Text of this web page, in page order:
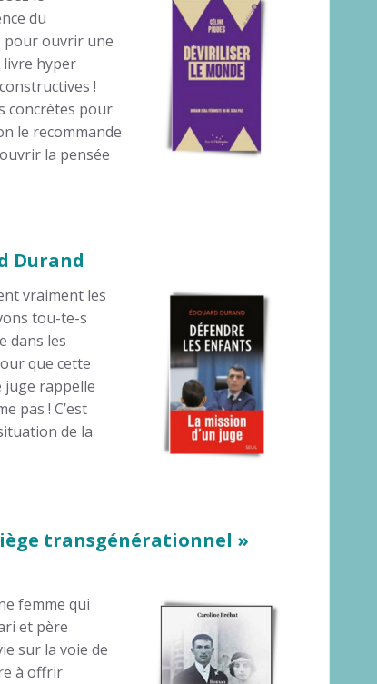
du
pour ouvrir une
livre hyper
!
concrètes pour
le recommande
la pensée
Durand
vraiment les
tou-te-s
dans les
que cette
juge rappelle
pas ! C’est
de la
transgénérationnel »
femme qui
et père
sur la voie de
à offrir